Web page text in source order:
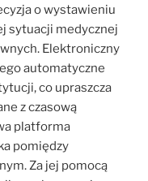
o wystawieniu
sytuacji medycznej
Elektroniczny
automatyczne
co upraszcza
z czasową
platforma
pomiędzy
Za jej pomocą